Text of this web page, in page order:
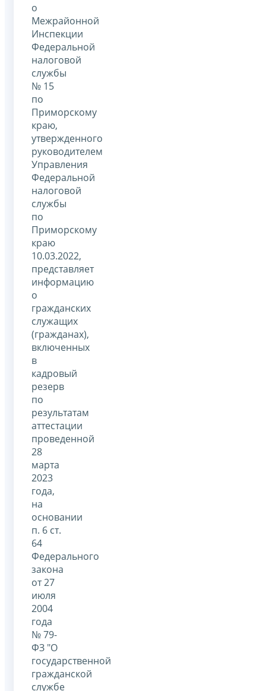
о
Межрайонной
Инспекции
Федеральной
налоговой
службы
№ 15
по
Приморскому
краю,
утвержденного
руководителем
Управления
Федеральной
налоговой
службы
по
Приморскому
краю
10.03.2022,
представляет
информацию
о
гражданских
служащих
(гражданах),
включенных
в
кадровый
резерв
по
результатам
аттестации
проведенной
28
марта
2023
года,
на
основании
п. 6 ст.
64
Федерального
закона
от 27
июля
2004
года
№ 79-
ФЗ "О
государственной
гражданской
службе